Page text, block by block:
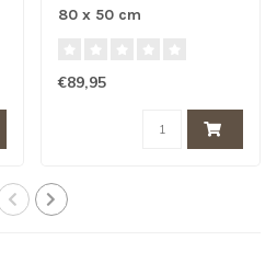
80 x 50 cm
€89,95